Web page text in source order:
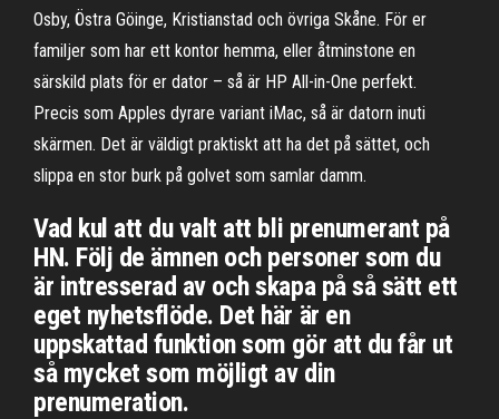
Osby, Östra Göinge, Kristianstad och övriga Skåne. För er
familjer som har ett kontor hemma, eller åtminstone en
särskild plats för er dator – så är HP All-in-One perfekt.
Precis som Apples dyrare variant iMac, så är datorn inuti
skärmen. Det är väldigt praktiskt att ha det på sättet, och
slippa en stor burk på golvet som samlar damm.
Vad kul att du valt att bli prenumerant på
HN. Följ de ämnen och personer som du
är intresserad av och skapa på så sätt ett
eget nyhetsflöde. Det här är en
uppskattad funktion som gör att du får ut
så mycket som möjligt av din
prenumeration.